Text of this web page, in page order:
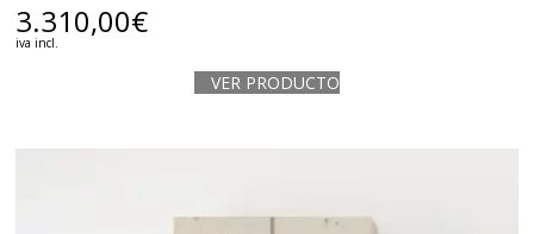
3.310,00€
iva incl.
VER PRODUCTO